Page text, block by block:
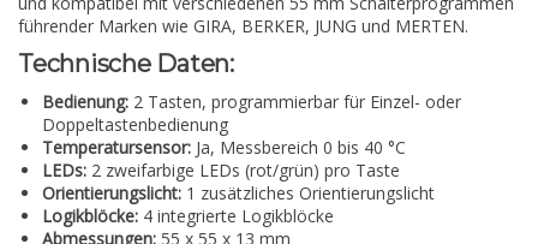
führender Marken wie GIRA, BERKER, JUNG und MERTEN.
Technische Daten:
Bedienung: 2 Tasten, programmierbar für Einzel- oder
Doppeltastenbedienung
Temperatursensor: Ja, Messbereich 0 bis 40 °C
LEDs: 2 zweifarbige LEDs (rot/grün) pro Taste
Orientierungslicht: 1 zusätzliches Orientierungslicht
Logikblöcke: 4 integrierte Logikblöcke
Abmessungen: 55 x 55 x 13 mm